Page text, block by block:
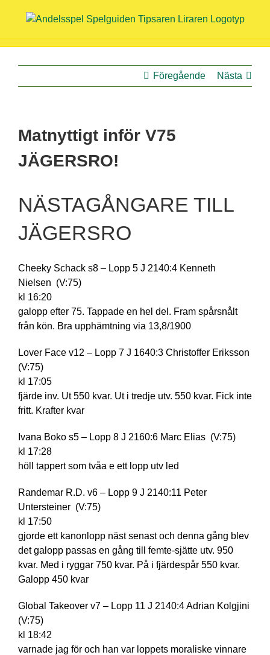
Föregående Nästa
Matnyttigt inför V75
JÄGERSRO!
NÄSTAGÅNGARE TILL
JÄGERSRO
Cheeky Schack s8 – Lopp 5 J 2140:4 Kenneth
Nielsen (V:75)
kl 16:20
galopp efter 75. Tappade en hel del. Fram spårsnålt
från kön. Bra upphämtning via 13,8/1900
Lover Face v12 – Lopp 7 J 1640:3 Christoffer Eriksson
(V:75)
kl 17:05
fjärde inv. Ut 550 kvar. Ut i tredje utv. 550 kvar. Fick inte
fritt. Krafter kvar
Ivana Boko s5 – Lopp 8 J 2160:6 Marc Elias (V:75)
kl 17:28
höll tappert som tvåa e ett lopp utv led
Randemar R.D. v6 – Lopp 9 J 2140:11 Peter
Untersteiner (V:75)
kl 17:50
gjorde ett kanonlopp näst senast och denna gång blev
det galopp passas en gång till femte-sjätte utv. 950
kvar. Med i ryggar 750 kvar. På i fjärdespår 550 kvar.
Galopp 450 kvar
Global Takeover v7 – Lopp 11 J 2140:4 Adrian Kolgjini
(V:75)
kl 18:42
varnade jag för och han var loppets moraliske vinnare